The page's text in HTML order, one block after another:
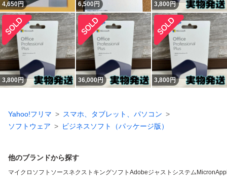
4,650円 6,500円 3,800円
3,800円 36,000円 3,800円
Yahoo!フリマ
スマホ、タブレット、パソコン
ソフトウェア
ビジネスソフト（パッケージ版）
他のブランドから探す
マイクロソフト ソースネクスト キングソフト Adobeジャストシステム Micron